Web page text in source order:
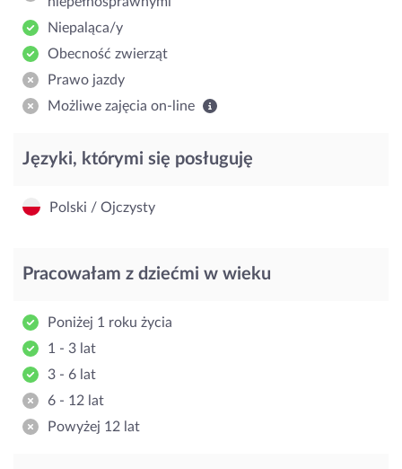
Niepaląca/y
Obecność zwierząt
Prawo jazdy
Możliwe zajęcia on-line
Języki, którymi się posługuję
Polski / Ojczysty
Pracowałam z dziećmi w wieku
Poniżej 1 roku życia
1 - 3 lat
3 - 6 lat
6 - 12 lat
Powyżej 12 lat